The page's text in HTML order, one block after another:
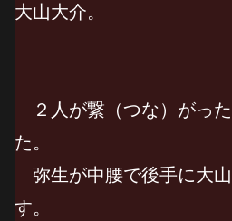
大山大介。
２人が繋（つな）がっ
た。
弥生が中腰で後手に大
す。